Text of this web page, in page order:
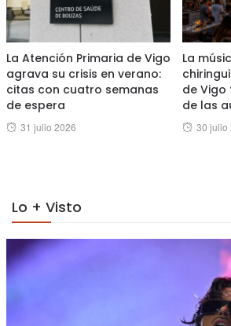
La Atención Primaria de Vigo
agrava su crisis en verano:
citas con cuatro semanas
de espera
Posted
31 julio 2026
La
de
de las
Posted
30 julio
Lo + Visto